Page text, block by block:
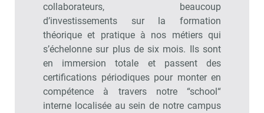
collaborateurs, beaucoup
d’investissements sur la formation
théorique et pratique à nos métiers qui
s’échelonne sur plus de six mois. Ils sont
en immersion totale et passent des
certifications périodiques pour monter en
compétence à travers notre “school“
interne localisée au sein de notre campus